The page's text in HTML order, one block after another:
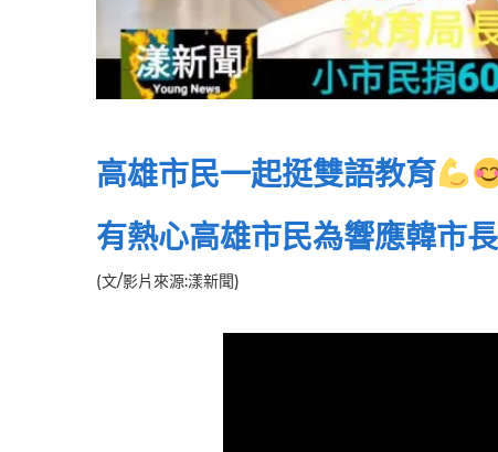
高雄市民一起挺雙語教育
有熱心高雄市民為響應韓市
(文/影片來源:漾新聞)